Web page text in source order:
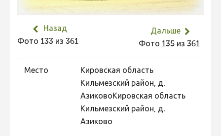
Фотоконкурс 2023
Не учитываются 2023
Не учитываются 2022
Фотоконкурс 2021
Назад
Фото 133 из 361
Дальше
Фото 135 из 361
Место
Кировская область
Кильмезский район, д.
АзиковоКировская область
Кильмезский район, д.
Азиково